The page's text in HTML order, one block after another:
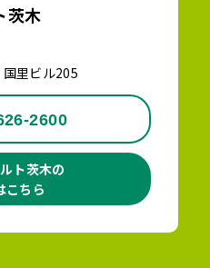
茨木
里ビル205
2600
ト茨木の
こちら